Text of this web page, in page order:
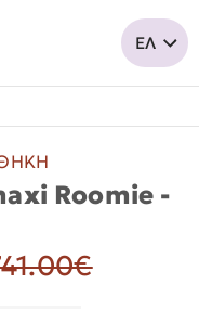
Roomie -